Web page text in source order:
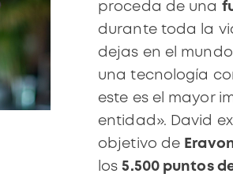
proceda de una
durante toda la
dejas en el
una tecnología
este es el mayor
entidad». David
objetivo de
los5.500 puntos